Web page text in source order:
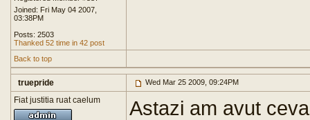
Joined: Fri May 04 2007,
03:38PM
Posts: 2503
Thanked 52 time in 42 post
Back to top
truepride Wed Mar 25 2009, 09:24PM
Fiat justitia ruat caelum
Astazi am avut